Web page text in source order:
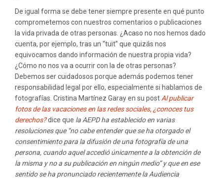
De igual forma se debe tener siempre presente en qué punto
comprometemos con nuestros comentarios o publicaciones
la vida privada de otras personas. ¿Acaso no nos hemos dado
cuenta, por ejemplo, tras un “tuit” que quizás nos
equivocamos dando información de nuestra propia vida?
¿Cómo no nos va a ocurrir con la de otras personas?
Debemos ser cuidadosos porque además podemos tener
responsabilidad legal por ello, especialmente si hablamos de
fotografías. Cristina Martínez Garay en su postAl publicar
fotos de las vacaciones en las redes sociales, ¿conoces tus
derechos?dice que laAEPDha establecido en varias
resoluciones que “no cabe entender que se ha otorgado el
consentimiento para la difusión de una fotografía de una
persona, cuando aquel accedió únicamente a la obtención de
la misma y no a su publicación en ningún medio” y que en ese
sentido se ha pronunciado recientemente la Audiencia